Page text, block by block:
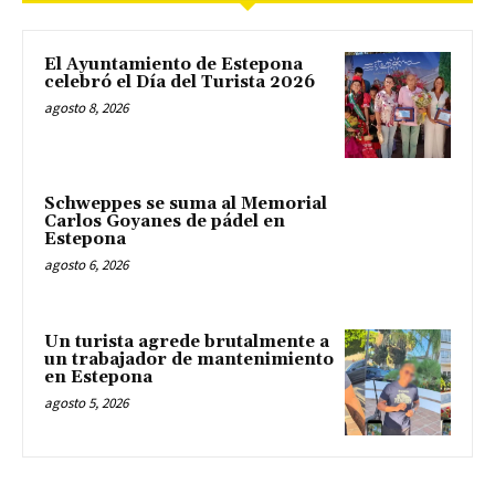
El Ayuntamiento de Estepona
celebró el Día del Turista 2026
agosto 8, 2026
Schweppes se suma al Memorial
Carlos Goyanes de pádel en
Estepona
agosto 6, 2026
Un turista agrede brutalmente a
un trabajador de mantenimiento
en Estepona
agosto 5, 2026